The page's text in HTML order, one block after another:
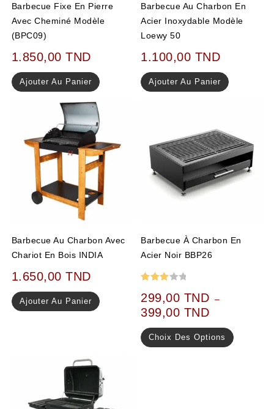
Barbecue Fixe En Pierre
Avec Cheminé Modèle
(BPC09)
1.850,00TND
Ajouter Au Panier
Barbecue Au Charbon En
Acier Inoxydable Modèle
Loewy 50
1.100,00 TND
Ajouter Au Panier
Barbecue Au Charbon Avec
Chariot En Bois INDIA
1.650,00TND
Ajouter Au Panier
Barbecue À Charbon En
Acier Noir BBP26
3.00
sur 5
299,00 TND –
399,00 TND
Choix Des Options